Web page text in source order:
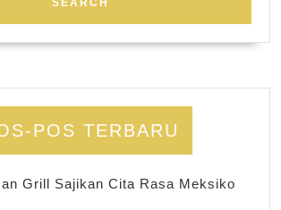
POS TERBARU
Grill Sajikan Cita Rasa Meksiko